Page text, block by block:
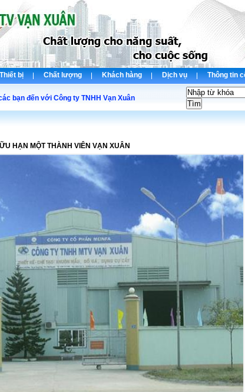
Thiết bị Chất lượng Khách hàng Dịch vụ Thông tin
đến với Công ty TNHH Vạn Xuân
HẠN MỘT THÀNH VIÊN VẠN XUÂN